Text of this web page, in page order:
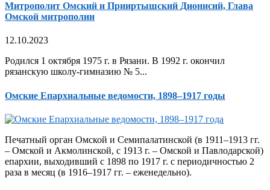
Митрополит Омский и Прииртышский Дионисий, Глава
Омской митрополии
12.10.2023
Родился 1 октября 1975 г. в Рязани. В 1992 г. окончил
рязанскую школу-гимназию № 5...
Омские Епархиальные ведомости, 1898–1917 годы
Печатный орган Омской и Семипалатинской (в 1911–1913 гг.
– Омской и Акмолинской, с 1913 г. – Омской и Павлодарской)
епархии, выходивший с 1898 по 1917 г. с периодичностью 2
раза в месяц (в 1916–1917 гг. – еженедельно).